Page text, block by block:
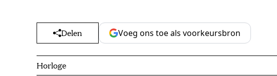
Delen Voeg ons toe als voorkeursbron
Horloge